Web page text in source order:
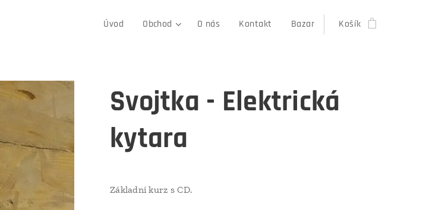
Úvod Obchod O nás Kontakt Bazar Košík
Svojtka - Elektrická
kytara
Základní kurz s CD.